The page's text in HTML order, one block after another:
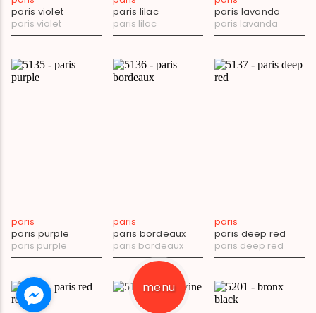
menu
paris violet
paris violet
paris lilac
paris lilac
paris lavanda
paris lavanda
paris
paris purple
paris purple
paris
paris bordeaux
paris bordeaux
paris
paris deep red
paris deep red